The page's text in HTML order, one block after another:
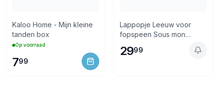
Kaloo Home - Mijn kleine
tanden box
Op voorraad
799
Lappopje Leeuw voor
fopspeen Sous mon
2999